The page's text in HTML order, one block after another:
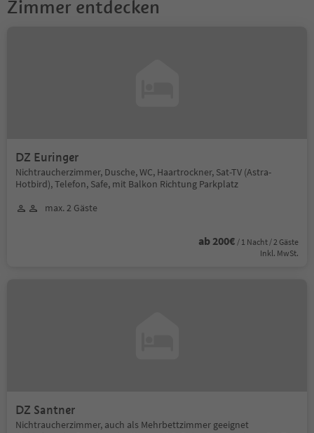
Zimmer entdecken
DZ Euringer
Nichtraucherzimmer, Dusche, WC, Haartrockner, Sat-TV (Astra-
Hotbird), Telefon, Safe, mit Balkon Richtung Parkplatz
max. 2 Gäste
ab 200€ / 1 Nacht / 2 Gäste
Inkl. MwSt.
DZ Santner
Nichtraucherzimmer, auch als Mehrbettzimmer geeignet